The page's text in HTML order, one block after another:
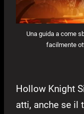
Una guida a come
facilmente
Hollow Knight
atti, anche se il